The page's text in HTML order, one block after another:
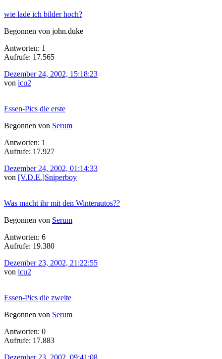
wie lade ich bilder hoch?
Begonnen von john.duke
Antworten: 1
Aufrufe: 17.565
Dezember 24, 2002, 15:18:23
von icu2
Essen-Pics die erste
Begonnen von Serum
Antworten: 1
Aufrufe: 17.927
Dezember 24, 2002, 01:14:33
von [V.D.E.]Sniperboy
Was macht ihr mit den Winterautos??
Begonnen von Serum
Antworten: 6
Aufrufe: 19.380
Dezember 23, 2002, 21:22:55
von icu2
Essen-Pics die zweite
Begonnen von Serum
Antworten: 0
Aufrufe: 17.883
Dezember 23, 2002, 09:41:08